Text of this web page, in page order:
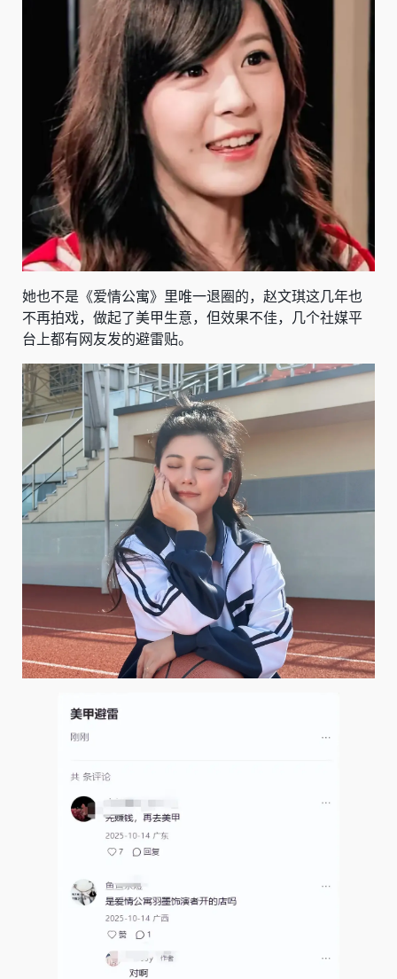
她也不是《爱情公寓》里唯一退圈的，赵文琪这几年也
不再拍戏，做起了美甲生意，但效果不佳，几个社媒平
台上都有网友发的避雷贴。